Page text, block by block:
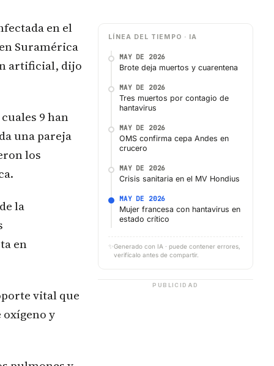
en el
Suramérica
artificial, dijo
9 han
una pareja
los
la
en
vital que
y
LÍNEA DEL TIEMPO · IA
MAY DE 2026
Brote deja muertos y cuarentena
MAY DE 2026
Tres muertos por contagio de
hantavirus
MAY DE 2026
OMS confirma cepa Andes en
crucero
MAY DE 2026
Crisis sanitaria en el MV Hondius
MAY DE 2026
Mujer francesa con hantavirus en
estado crítico
✨ Generado con IA · puede contener errores,
verifícalo antes de compartir.
PUBLICIDAD